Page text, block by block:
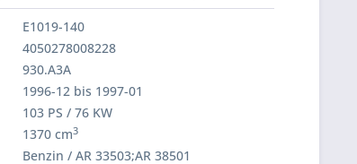
E1019-140
4050278008228
930.A3A
1996-12 bis 1997-01
103 PS / 76 KW
1370 cm3
Benzin / AR 33503;AR 38501